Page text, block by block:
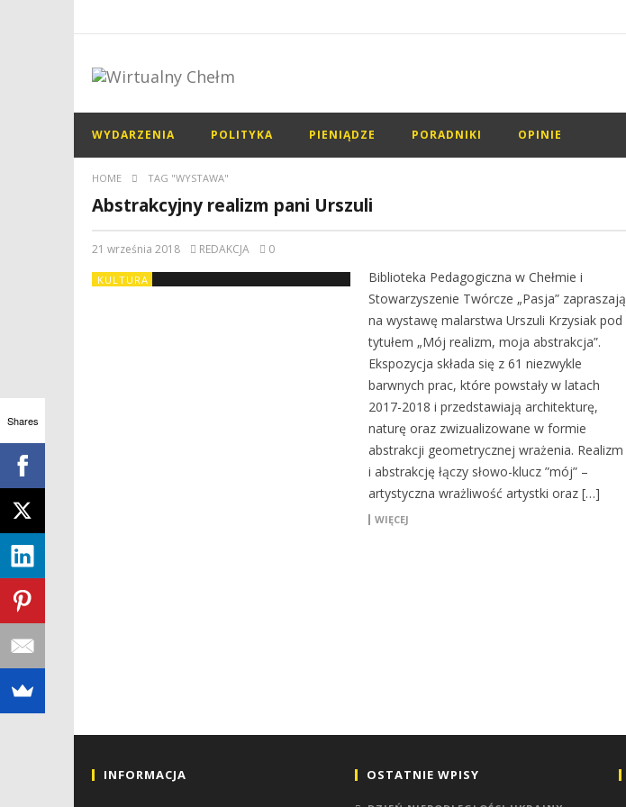
WYDARZENIA POLITYKA PIENIĄDZE PORADNIKI OPINIE
HOME TAG "WYSTAWA"
Abstrakcyjny realizm pani Urszuli
21 września 2018 REDAKCJA 0
KULTURA
Biblioteka Pedagogiczna w Chełmie i
Stowarzyszenie Twórcze „Pasja” zapraszają
na wystawę malarstwa Urszuli Krzysiak pod
tytułem „Mój realizm, moja abstrakcja”.
Ekspozycja składa się z 61 niezwykle
barwnych prac, które powstały w latach
2017-2018 i przedstawiają architekturę,
naturę oraz zwizualizowane w formie
abstrakcji geometrycznej wrażenia. Realizm
i abstrakcję łączy słowo-klucz ”mój” –
artystyczna wrażliwość artystki oraz […]
WIĘCEJ
INFORMACJA OSTATNIE WPISY
Shares